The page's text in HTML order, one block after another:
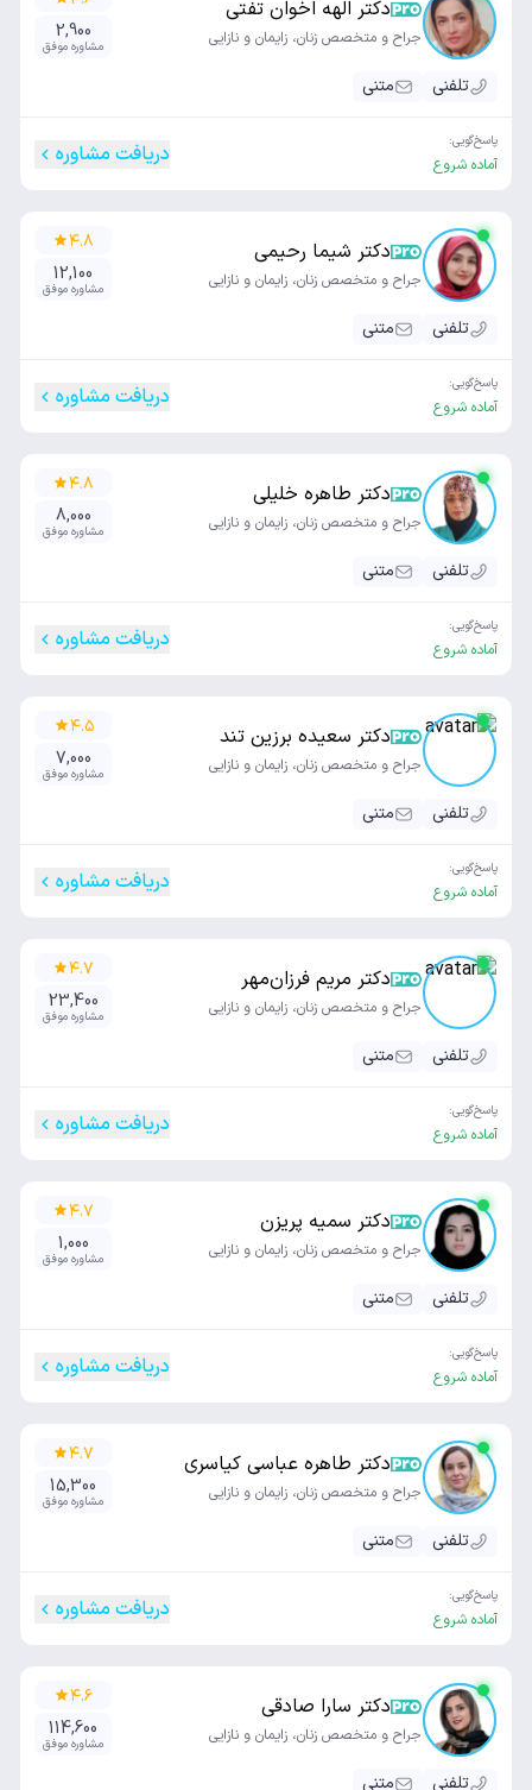
دکتر الهه اخوان تفتی
جراح و متخصص زنان، زایمان و نازایی
2,900
مشاوره موفق
تلفنی متنی
پاسخ‌گویی:
آماده شروع دریافت مشاوره
دکتر شیما رحیمی
جراح و متخصص زنان، زایمان و نازایی
۴.۸
12,100
مشاوره موفق
تلفنی متنی
پاسخ‌گویی:
آماده شروع دریافت مشاوره
دکتر طاهره خلیلی
جراح و متخصص زنان، زایمان و نازایی
۴.۸
8,000
مشاوره موفق
تلفنی متنی
پاسخ‌گویی:
آماده شروع دریافت مشاوره
دکتر سعیده برزین تند
جراح و متخصص زنان، زایمان و نازایی
۴.۵
7,000
مشاوره موفق
تلفنی متنی
پاسخ‌گویی:
آماده شروع دریافت مشاوره
دکتر مریم فرزان‌مهر
جراح و متخصص زنان، زایمان و نازایی
۴.۷
23,400
مشاوره موفق
تلفنی متنی
پاسخ‌گویی:
آماده شروع دریافت مشاوره
دکتر سمیه پریزن
جراح و متخصص زنان، زایمان و نازایی
۴.۷
1,000
مشاوره موفق
تلفنی متنی
پاسخ‌گویی:
آماده شروع دریافت مشاوره
دکتر طاهره عباسی کیاسری
جراح و متخصص زنان، زایمان و نازایی
۴.۷
15,300
مشاوره موفق
تلفنی متنی
پاسخ‌گویی:
آماده شروع دریافت مشاوره
دکتر سارا صادقی
جراح و متخصص زنان، زایمان و نازایی
۴.۶
114,600
مشاوره موفق
تلفنی متنی